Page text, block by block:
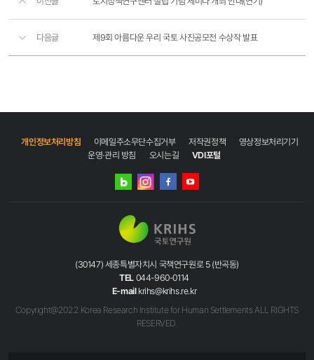
다음글 제9회 아름다운 우리 국토 사진공모전 수상작 발표
개인정보처리방침 이메일주소무단수집거부 저작권정책
영상정보처리기기
운영·관리 방침
오시는길 VDI포털
네이버
인스타그램
(30147) 세종특별자치시 국책연구원로 5 (반곡동)
TEL 044-960-0114
E-mail krihs@krihs.re.kr
Copyright@2022 Korea Research Institute for Human Settlements ALL RIGHTS
RESERVED.